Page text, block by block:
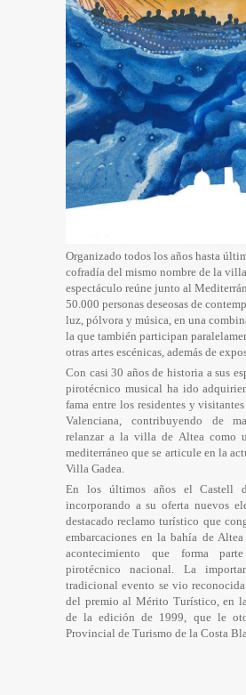
Organizado todos los años hasta
cofradía del mismo nombre de la
espectáculo reúne junto al
50.000 personas deseosas de
luz, pólvora y música, en una
la que también participan
otras artes escénicas, además de
Con casi 30 años de historia a sus
pirotécnico musical ha ido
fama entre los residentes y
Valenciana, contribuyendo de
relanzar a la villa de Altea como
mediterráneo que se articule en la
Villa Gadea.
En los últimos años el Castell
incorporando a su oferta nuevos
destacado reclamo turístico que
embarcaciones en la bahía de
acontecimiento que forma
pirotécnico nacional. La
tradicional evento se vio
del premio al Mérito Turístico, en
de la edición de 1999, que le
Provincial de Turismo de la Costa